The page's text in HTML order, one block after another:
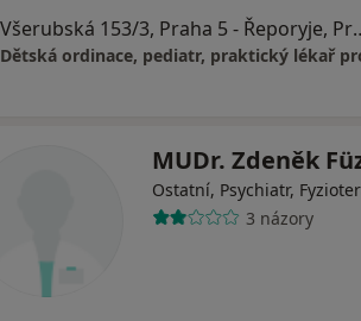
Všerubská
MUDr. Zdeněk
Ostatní, Psychiatr,
3 názory